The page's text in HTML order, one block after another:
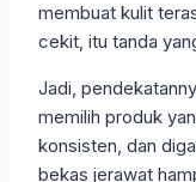
membuat kulit
cekit, itu tanda
Jadi,
memilih produk
konsisten, dan
bekas jerawat